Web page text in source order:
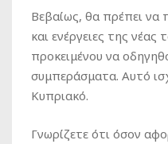
Βεβαίως, θα πρέπει να
και ενέργειες της νέας
προκειμένου να
συμπεράσματα. Αυτό
Κυπριακό.
Γνωρίζετε ότι όσον